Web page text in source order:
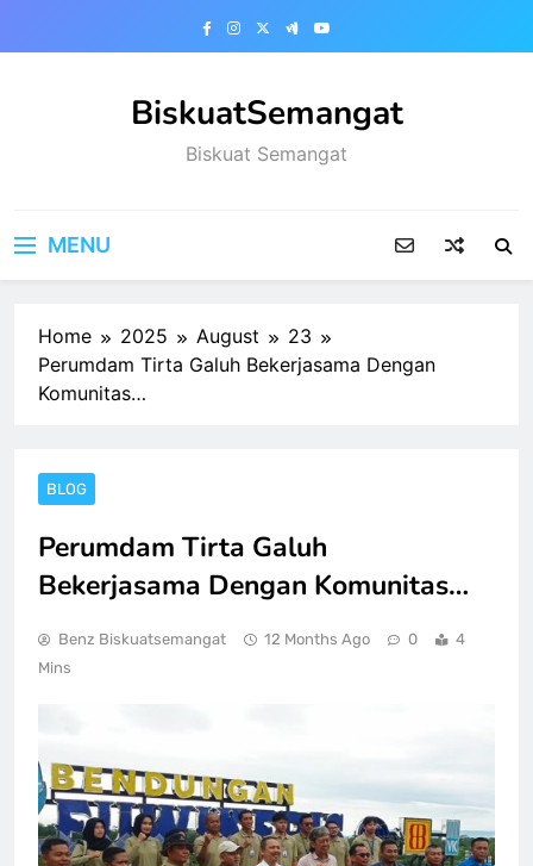
BiskuatSemangat
Biskuat Semangat
MENU
Home 2025 August
23
Perumdam Tirta Galuh Bekerjasama Dengan
Komunitas…
BLOG
Perumdam Tirta Galuh
Bekerjasama Dengan Komunitas…
Benz Biskuatsemangat 12 Months Ago 0
4
Mins